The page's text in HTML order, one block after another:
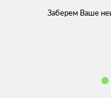
Заберем Ваше